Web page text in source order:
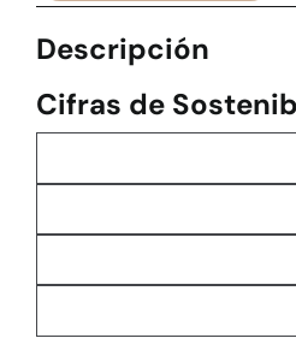
Descripción
Cifras de